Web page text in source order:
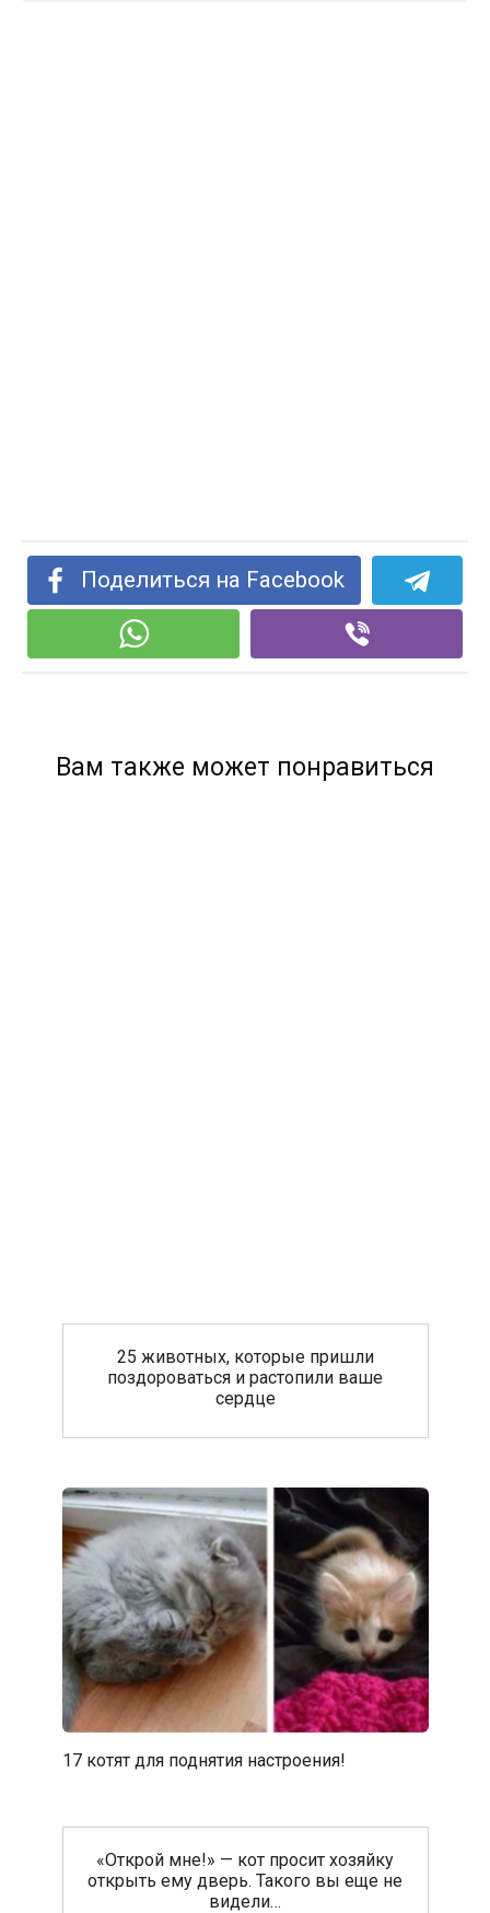
Поделиться на Facebook
Вам также может понравиться
25 животных, которые пришли
поздороваться и растопили ваше
сердце
17 котят для поднятия настроения!
«Открой мне!» — кот просит хозяйку
открыть ему дверь. Такого вы еще не
видели…